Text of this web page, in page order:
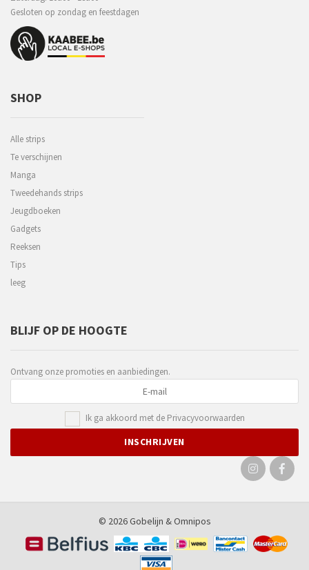
Gesloten op zondag en feestdagen
SHOP
Alle strips
Te verschijnen
Manga
Tweedehands strips
Jeugdboeken
Gadgets
Reeksen
Tips
leeg
BLIJF OP DE HOOGTE
Ontvang onze promoties en aanbiedingen.
Ik ga akkoord met de Privacyvoorwaarden
© 2026 Gobelijn &Omnipos